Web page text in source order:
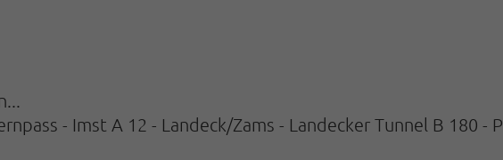
- Imst A 12 - Landeck/Zams - Landecker Tunnel B 180 -